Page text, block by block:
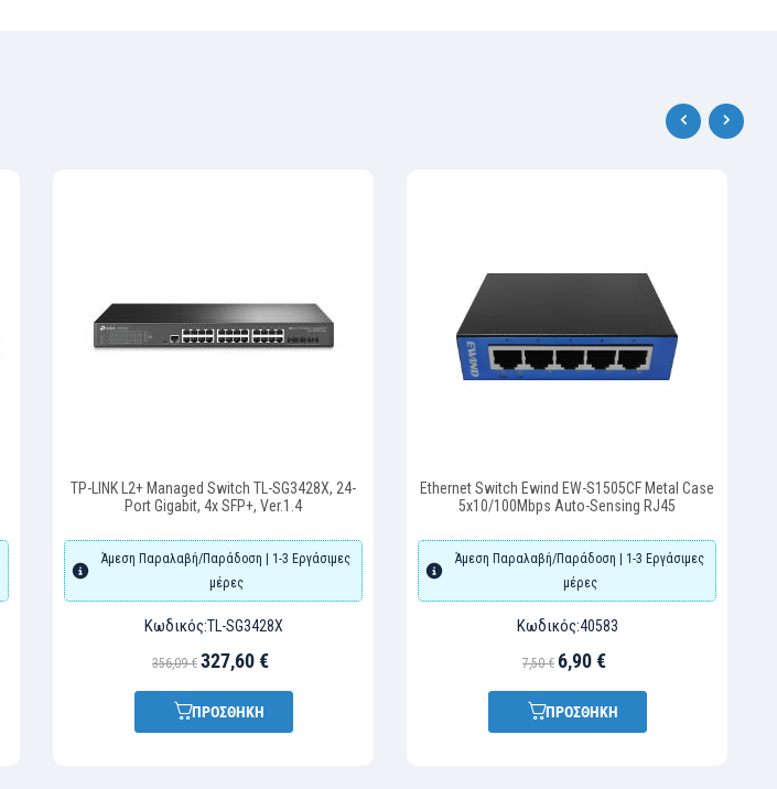
TP-LINK L2+ Managed Switch TL-SG3428X, 24-
Port Gigabit, 4x SFP+, Ver.1.4
Άμεση Παραλαβή/Παράδοση | 1-3 Εργάσιμες
μέρες
Κωδικός:TL-SG3428X
356,09 € 327,60 €
ΠΡΟΣΘΗΚΗ
Ethernet Switch Ewind EW-S1505CF Metal Case
5x10/100Mbps Auto-Sensing RJ45
Άμεση Παραλαβή/Παράδοση | 1-3 Εργάσιμες
μέρες
Κωδικός:40583
7,50 € 6,90 €
ΠΡΟΣΘΗΚΗ